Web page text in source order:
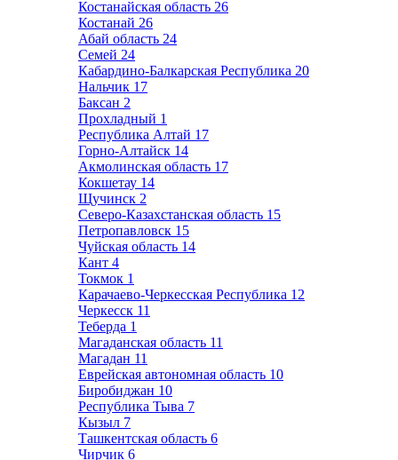
Костанайская область 26
Костанай 26
Абай область 24
Семей 24
Кабардино-Балкарская Республика 20
Нальчик 17
Баксан 2
Прохладный 1
Республика Алтай 17
Горно-Алтайск 14
Акмолинская область 17
Кокшетау 14
Щучинск 2
Северо-Казахстанская область 15
Петропавловск 15
Чуйская область 14
Кант 4
Токмок 1
Карачаево-Черкесская Республика 12
Черкесск 11
Теберда 1
Магаданская область 11
Магадан 11
Еврейская автономная область 10
Биробиджан 10
Республика Тыва 7
Кызыл 7
Ташкентская область 6
Чирчик 6